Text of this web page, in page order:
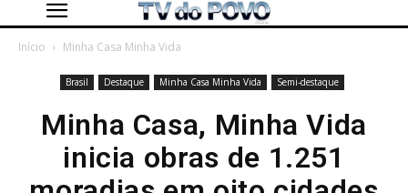
Início Minha Casa Minha Vida
Brasil Destaque Minha Casa Minha Vida Semi-destaque
Minha Casa, Minha Vida
inicia obras de 1.251